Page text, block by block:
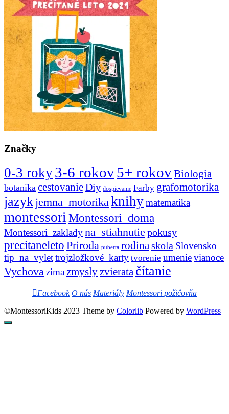
Značky
0-3 roky3-6 rokov5+ rokovBiologia
botanika cestovanieDiy dospievanie Farby grafomotorika
jazykjemna_motorika knihymatematika
montessori Montessori_doma
Montessori_zakladyna_stiahnutie pokusy
precitaneleto Priroda puberta rodina skola Slovensko
tip_na_vylettrojzložkové_karty tvorenie umenievianoce
Vychova zima zmysly zvierata čítanie
Facebook O nás Materiály Montessori požičovňa
©MontessoriKids 2023 Theme by Colorlib Powered by WordPress